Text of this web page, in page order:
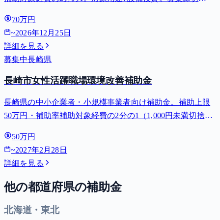
70万円
~2026年12月25日
詳細を見る
募集中長崎県
長崎市女性活躍職場環境改善補助金
長崎県の中小企業者・小規模事業者向け補助金。補助上限
50万円・補助率補助対象経費の2分の1（1,000円未満切捨
28。⚠️市内の事業所で雇用期間の定めのない正社員を10名
以上雇...
50万円
~2027年2月28日
詳細を見る
他の都道府県の補助金
北海道・東北